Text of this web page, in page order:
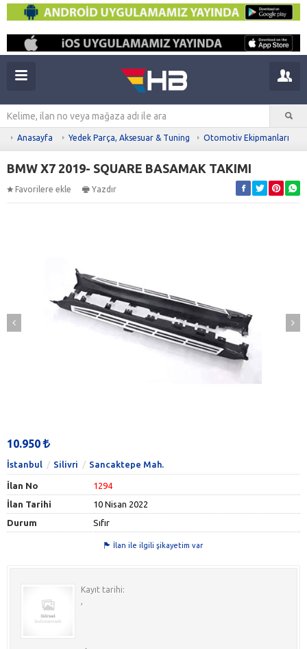
Anasayfa Yedek Parça, Aksesuar & Tuning Otomotiv Ekipmanları
BMW X7 2019- SQUARE BASAMAK TAKIMI
Favorilere ekle Yazdır
10.950
İstanbul Silivri Sancaktepe Mah.
İlan No
1294
İlan Tarihi
10 Nisan 2022
Durum
Sıfır
İlan ile ilgili şikayetim var
Kayıt tarihi:
,